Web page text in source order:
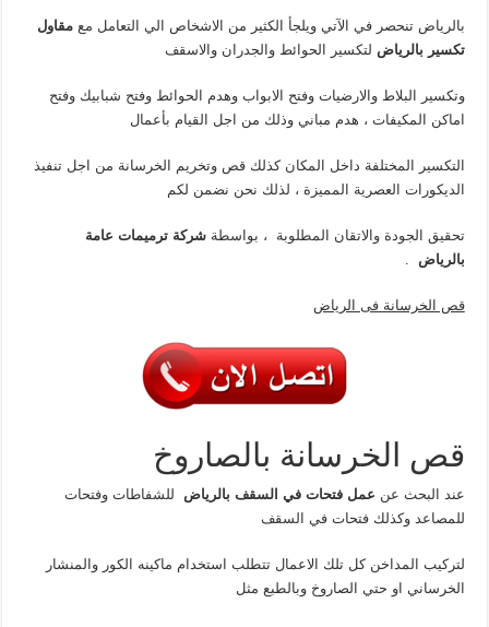
بالرياض تنحصر في الآتي ويلجأ الكثير من الاشخاص الي التعامل مع مقاول
تكسير بالرياض لتكسير الحوائط والجدران والاسقف
وتكسير البلاط والارضيات وفتح الابواب وهدم الحوائط وفتح شبابيك وفتح
اماكن المكيفات ، هدم مباني وذلك من اجل القيام بأعمال
التكسير المختلفة داخل المكان كذلك قص وتخريم الخرسانة من اجل تنفيذ
الديكورات العصرية المميزة ، لذلك نحن نضمن لكم
تحقيق الجودة والاتقان المطلوبة ، بواسطةشركة ترميمات عامة
بالرياض
.
قص الخرسانة فى الرياض
قص الخرسانة بالصاروخ
عند البحث عن عمل فتحات في السقف بالرياض للشفاطات وفتحات
للمصاعد وكذلك فتحات في السقف
لتركيب المداخن كل تلك الاعمال تتطلب استخدام ماكينه الكور والمنشار
الخرساني او حتي الصاروخ وبالطبع مثل